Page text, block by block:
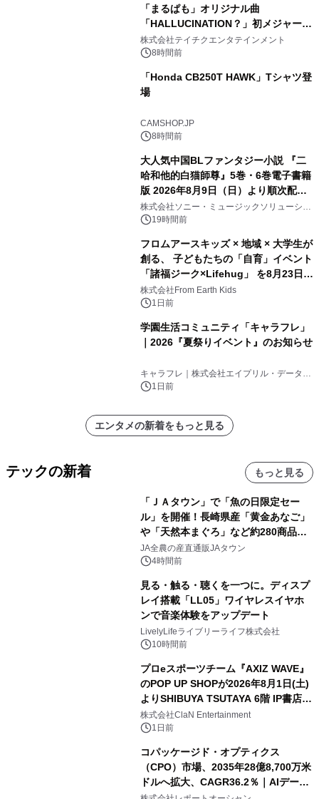
「まるぱも」オリジナル曲
「HALLUCINATION？」初メジャー配
信リリース決定！
株式会社テイチクエンタテインメント
8時間前
「Honda CB250T HAWK」Tシャツ登
場
CAMSHOP.JP
8時間前
大人気中国BLファンタジー小説 『二
哈和他的白猫師尊』5巻・6巻電子書籍
版 2026年8月9日（日）より順次配信
開始
株式会社ソニー・ミュージックソリューショ
ンズ19時間前
フロムアースキッズ × 地域 × 大学生が
創る、 子どもたちの「自育」イベント
「諸福ジーク×Lifehug」 を8月23日
(日)開催
株式会社From Earth Kids
1日前
学園生活コミュニティ「キャラフレ」
｜2026『夏祭りイベント』のお知らせ
キャラフレ｜株式会社エイプリル・データ・
デザインズ
1日前
エンタメの新着をもっと見る
テックの新着 もっと見る
「ＪＡタウン」で「魚の日限定セー
ル」を開催！長崎県産「黄金あなご」
や「天然本まぐろ」など約280商品を
販売！～毎月１０日の定例企画～
JA全農の産直通販JAタウン
4時間前
見る・触る・聴くを一つに。ディスプ
レイ搭載「LL05」ワイヤレスイヤホ
ンで音楽体験をアップデート
LivelyLifeライブリーライフ株式会社
10時間前
プロeスポーツチーム『AXIZ WAVE』
のPOP UP SHOPが2026年8月1日(土)
よりSHIBUYA TSUTAYA 6階 IP書店で
開催決定！！
株式会社ClaN Entertainment
1日前
コパッケージド・オプティクス
（CPO）市場、2035年28億8,700万米
ドルへ拡大、CAGR36.2％｜AIデータ
センター・高速光通信需要が成長を加